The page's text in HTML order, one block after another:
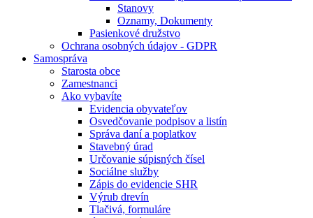
Stanovy
Oznamy, Dokumenty
Pasienkové družstvo
Ochrana osobných údajov - GDPR
Samospráva
Starosta obce
Zamestnanci
Ako vybavíte
Evidencia obyvateľov
Osvedčovanie podpisov a listín
Správa daní a poplatkov
Stavebný úrad
Určovanie súpisných čísel
Sociálne služby
Zápis do evidencie SHR
Výrub drevín
Tlačivá, formuláre